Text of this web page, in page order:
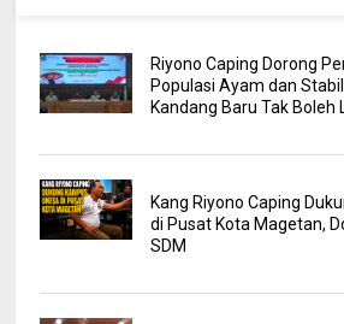
Riyono Caping Dorong
Populasi Ayam dan
Kandang Baru Tak Boleh
Kang Riyono Caping
di Pusat Kota Magetan,
SDM